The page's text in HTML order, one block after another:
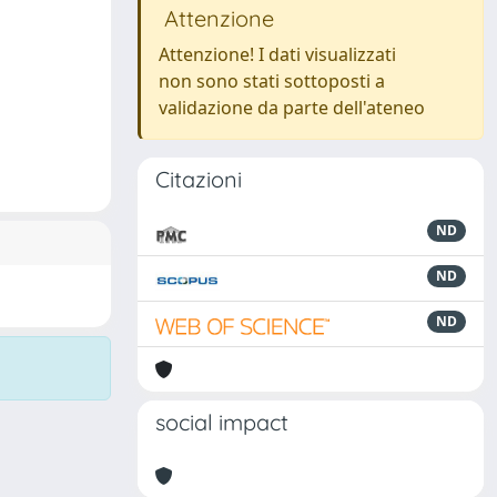
Attenzione
Attenzione! I dati visualizzati
non sono stati sottoposti a
validazione da parte dell'ateneo
Citazioni
ND
ND
ND
social impact